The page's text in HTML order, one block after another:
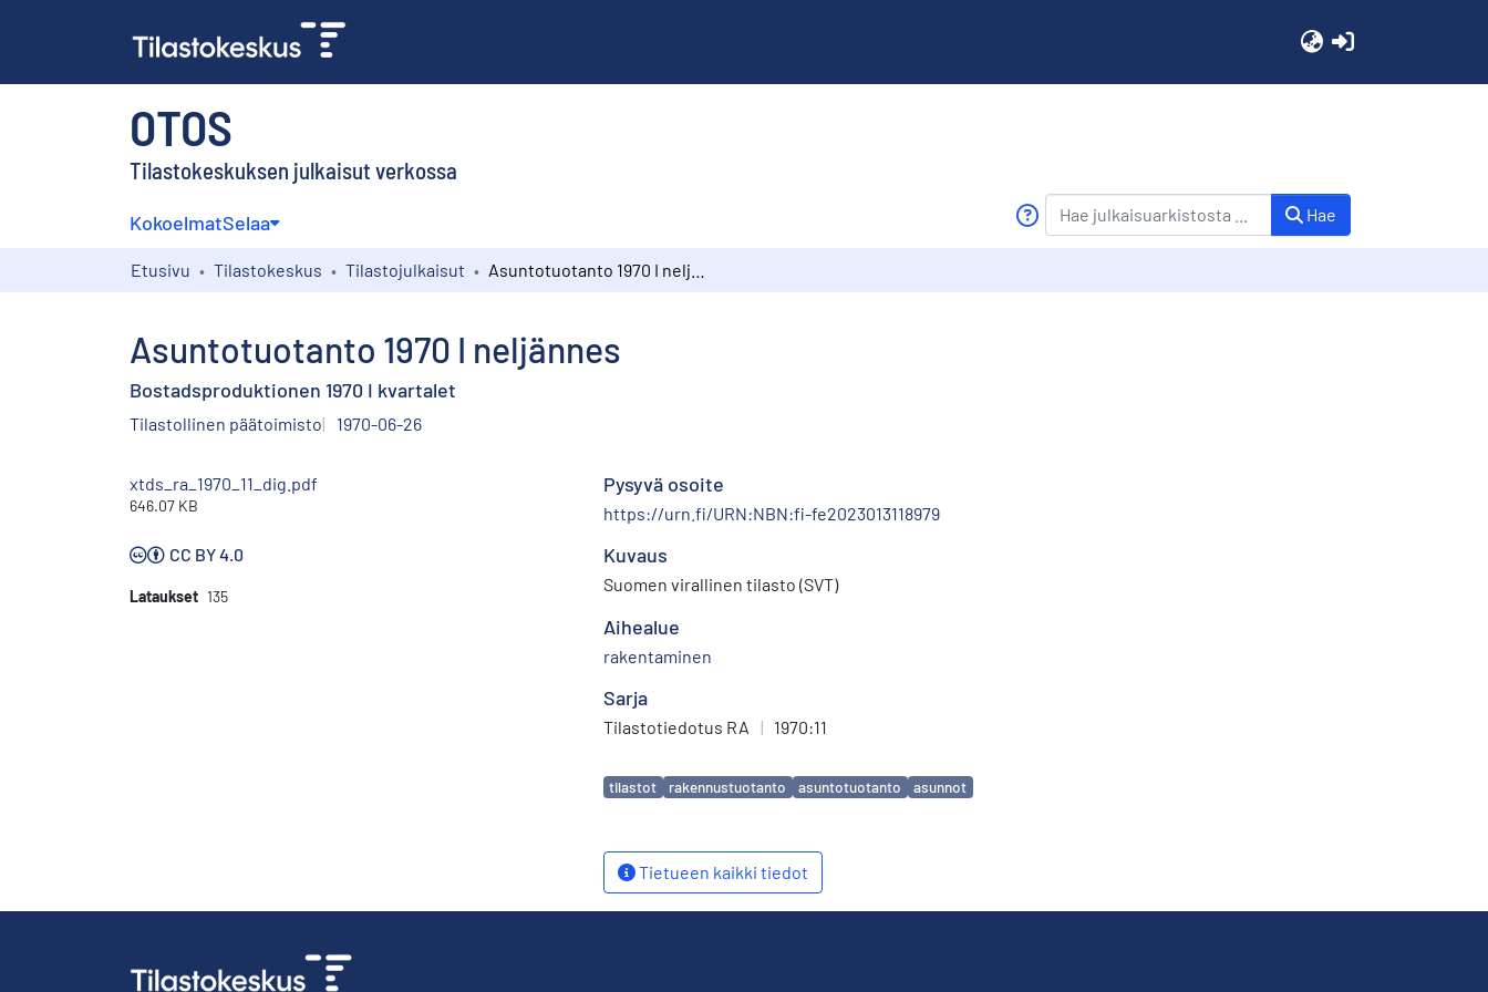
OTOS
Tilastokeskuksen julkaisut verkossa
KokoelmatSelaa Hae
Etusivu Tilastokeskus Tilastojulkaisut
Asuntotuotanto 1970 I neljännes
Bostadsproduktionen 1970 I kvartalet
Tilastollinen päätoimisto 1970-06-26
xtds_ra_1970_11_dig.pdf
646.07 KB
CC BY 4.0
Lataukset 135
Pysyvä osoite
https://urn.fi/URN:NBN:fi-fe2023013118979
Kuvaus
Suomen virallinen tilasto (SVT)
Aihealue
rakentaminen
Sarja
Tilastotiedotus RA | 1970:11
Avainsanat
tilastot rakennustuotanto asuntotuotanto asunnot
Tietueen kaikki tiedot